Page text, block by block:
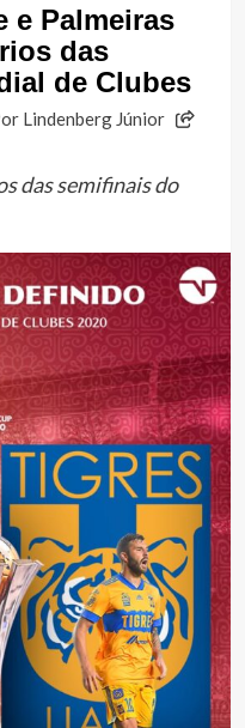
e Palmeiras
das
de Clubes
Lindenberg Júnior
das semifinais do